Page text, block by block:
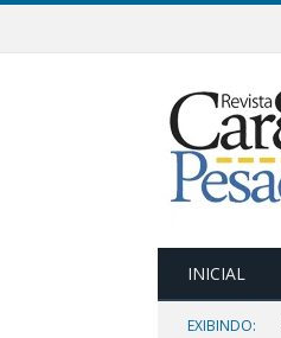
INICIAL
EXIBINDO: